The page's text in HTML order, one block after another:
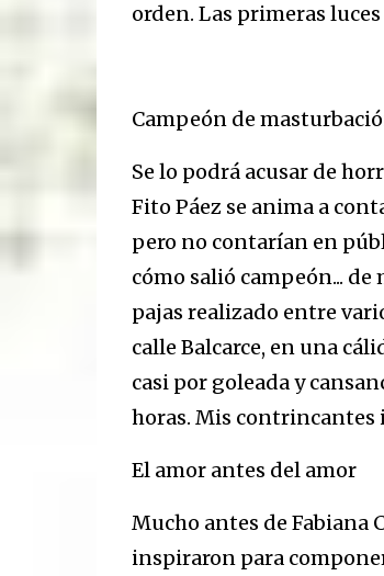
orden. Las primeras
Campeón de
Se lo podrá acusar de
Fito Páez se anima a
pero no contarían en
cómo salió campeón...
pajas realizado entre
calle Balcarce, en una
casi por goleada y
horas. Mis contrincantes
El amor antes del amor
Mucho antes de Fabiana
inspiraron para